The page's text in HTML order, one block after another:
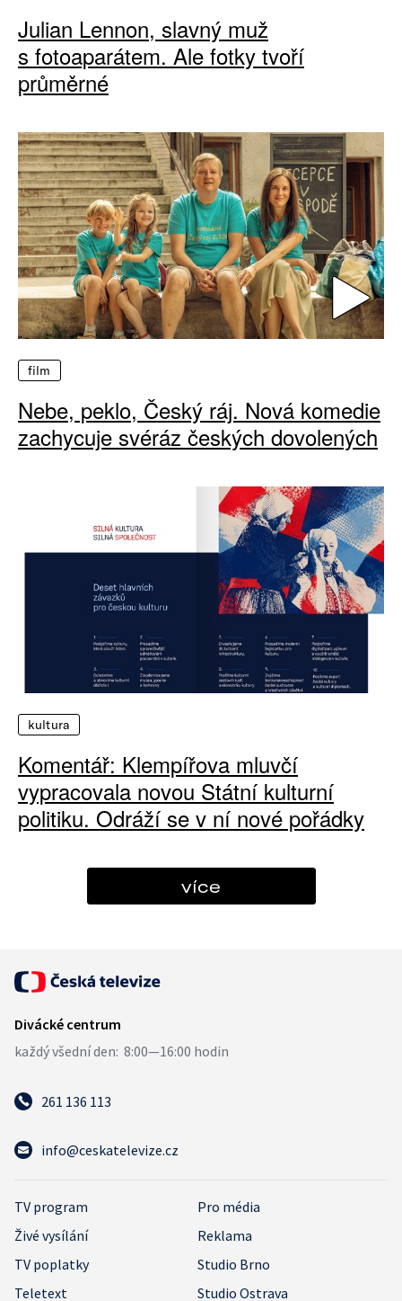
Julian Lennon, slavný muž
s fotoaparátem. Ale fotky tvoří
průměrné
film
Nebe, peklo, Český ráj. Nová komedie
zachycuje svéráz českých dovolených
kultura
Komentář: Klempířova mluvčí
vypracovala novou Státní kulturní
politiku. Odráží se v ní nové pořádky
více
261 136 113
info@ceskatelevize.cz
TV program
Pro média
Živé vysílání
Reklama
TV poplatky
Studio Brno
Teletext
Studio Ostrava